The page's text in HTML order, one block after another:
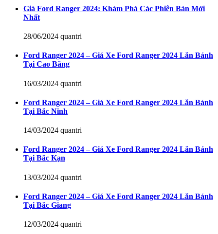
Giá Ford Ranger 2024: Khám Phá Các Phiên Bản Mới
Nhất
28/06/2024 quantri
Ford Ranger 2024 – Giá Xe Ford Ranger 2024 Lăn Bánh
Tại Cao Bằng
16/03/2024 quantri
Ford Ranger 2024 – Giá Xe Ford Ranger 2024 Lăn Bánh
Tại Bắc Ninh
14/03/2024 quantri
Ford Ranger 2024 – Giá Xe Ford Ranger 2024 Lăn Bánh
Tại Bắc Kạn
13/03/2024 quantri
Ford Ranger 2024 – Giá Xe Ford Ranger 2024 Lăn Bánh
Tại Bắc Giang
12/03/2024 quantri